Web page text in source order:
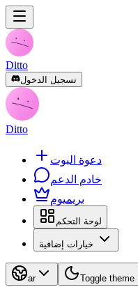
Ditto
تسجيل الدخول
Ditto
دعوة البوت
خادم الدعم
بريميوم
لوحة التحكم
خيارات إضافية
ar Toggle theme